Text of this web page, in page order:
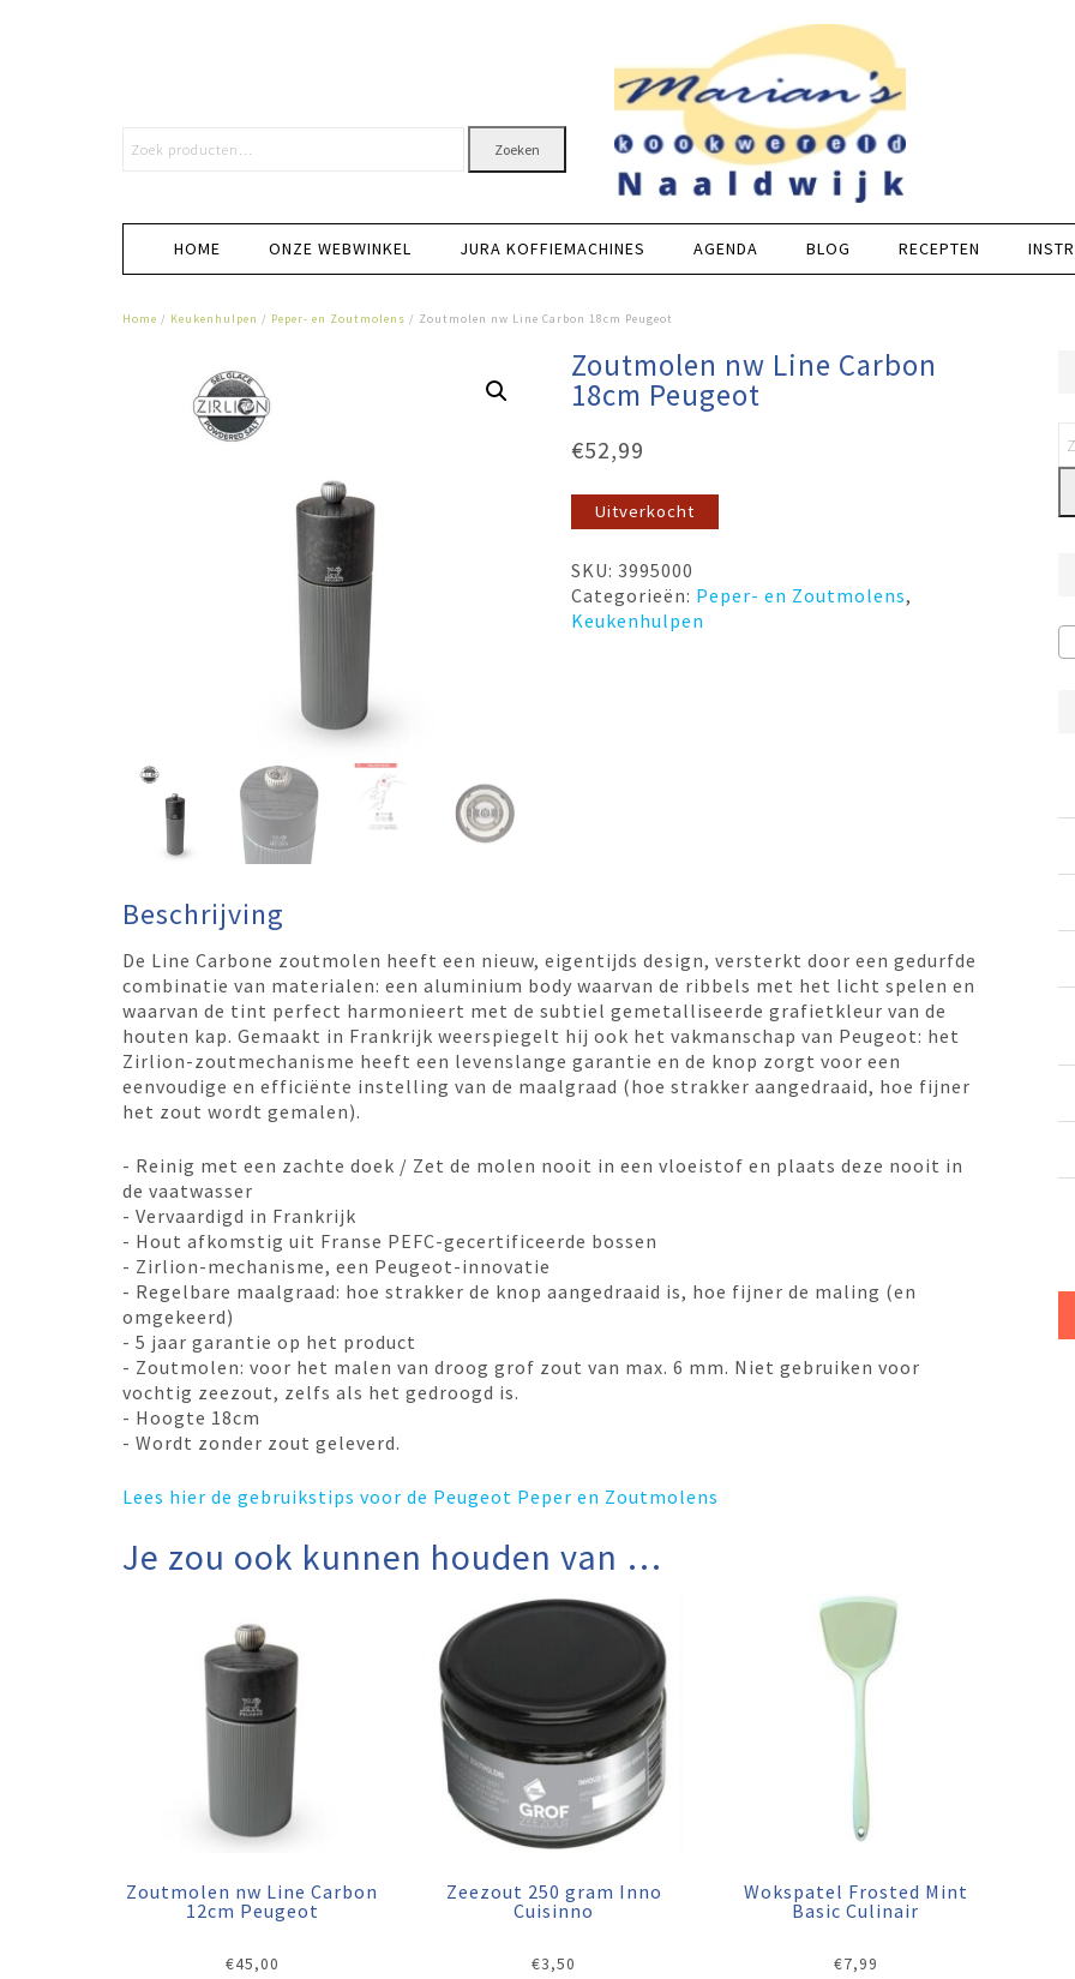
Zoeken
HOME ONZE WEBWINKEL JURA KOFFIEMACHINES AGENDA BLOG RECEPTEN
Home / Keukenhulpen / Peper- en Zoutmolens / Zoutmolen nw Line Carbon 18cm Peugeot
Zoutmolen nw Line Carbon
18cm Peugeot
€52,99
Uitverkocht
SKU:3995000
Categorieën: Peper- en Zoutmolens,
Keukenhulpen
Beschrijving
De Line Carbone zoutmolen heeft een nieuw, eigentijds design, versterkt door een gedurfde
combinatie van materialen: een aluminium body waarvan de ribbels met het licht spelen en
waarvan de tint perfect harmonieert met de subtiel gemetalliseerde grafietkleur van de
houten kap. Gemaakt in Frankrijk weerspiegelt hij ook het vakmanschap van Peugeot: het
Zirlion-zoutmechanisme heeft een levenslange garantie en de knop zorgt voor een
eenvoudige en efficiënte instelling van de maalgraad (hoe strakker aangedraaid, hoe fijner
het zout wordt gemalen).
- Reinig met een zachte doek / Zet de molen nooit in een vloeistof en plaats deze nooit in
de vaatwasser
- Vervaardigd in Frankrijk
- Hout afkomstig uit Franse PEFC-gecertificeerde bossen
- Zirlion-mechanisme, een Peugeot-innovatie
- Regelbare maalgraad: hoe strakker de knop aangedraaid is, hoe fijner de maling (en
omgekeerd)
- 5 jaar garantie op het product
- Zoutmolen: voor het malen van droog grof zout van max. 6 mm. Niet gebruiken voor
vochtig zeezout, zelfs als het gedroogd is.
- Hoogte 18cm
- Wordt zonder zout geleverd.
Lees hier de gebruikstips voor de Peugeot Peper en Zoutmolens
Je zou ook kunnen houden van …
Zoutmolen nw Line Carbon
12cm Peugeot
€45,00
Zeezout 250 gram Inno
Cuisinno
€3,50
Wokspatel Frosted Mint
Basic Culinair
€7,99